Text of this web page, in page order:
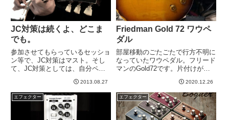
JC対策は続くよ、どこま
でも。
参加させてもらっているセッショ
ン等で、JC対策はマスト。そし
て、JC対策としては、自分ペダ
Overdrive最強。さて、自分ペダ
ル界における最新のJC対策ラン
キングは、、、王座： G2D
Custom Ove...
2013.08.27
Friedman Gold 72 ワウペ
ダル
部屋移動のごたごたで行方不明に
なっていたワウペダル。フリード
マンのGold72です。片付けがす
ウはCry Baby 535Qというのを長
年使っていたのですが、長年不満
でした。不満ポイントは２つ。ペ
ダルの踏みシロ...
2020.12.26
エフェクター エフェクター